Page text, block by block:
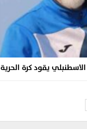
يقود كرة الحرية